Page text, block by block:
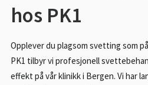
hos PK1
Opplever du plagsom svetting som
PK1 tilbyr vi profesjonell
effekt på vår klinikk i Bergen. Vi har